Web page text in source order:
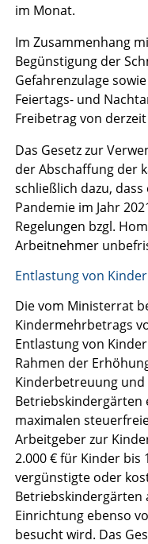
im Monat.
Im Zusammenhang
Begünstigung der
Gefahrenzulage
Feiertags- und
Freibetrag von
Das Gesetz zur
der Abschaffung der
schließlich dazu, dass
Pandemie im Jahr
Regelungen bzgl.
Arbeitnehmer
Entlastung von
Die vom Ministerrat
Kindermehrbetrags
Entlastung von
Rahmen der
Kinderbetreuung
Betriebskindergärten
maximalen
Arbeitgeber zur
2.000 € für Kinder bis
vergünstigte oder
Betriebskindergärten
Einrichtung ebenso
besucht wird. Das